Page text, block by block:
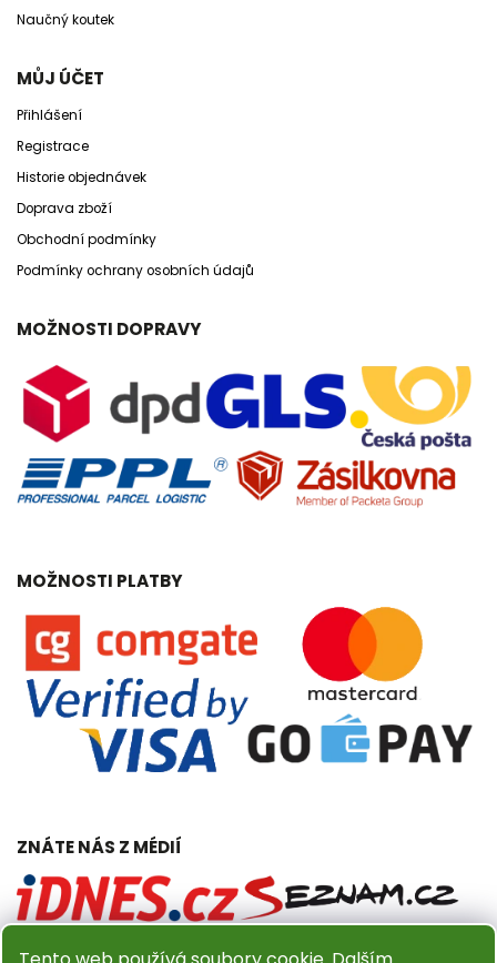
Naučný koutek
MŮJ ÚČET
Přihlášení
Registrace
Historie objednávek
Doprava zboží
Obchodní podmínky
Podmínky ochrany osobních údajů
MOŽNOSTI DOPRAVY
MOŽNOSTI PLATBY
ZNÁTE NÁS Z MÉDIÍ